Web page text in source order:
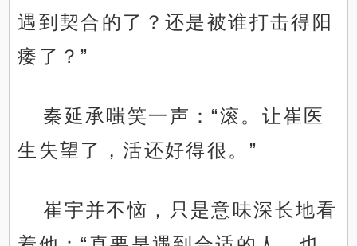
遇到契合的了？还是被谁打击得阳
痿了？”
秦延承嗤笑一声：“滚。让崔医
生失望了，活还好得很。”
崔宇并不恼，只是意味深长地看